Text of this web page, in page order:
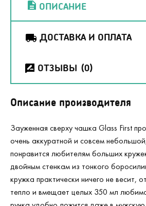
ОПИСАНИЕ
ДОСТАВКА И ОПЛАТА
ОТЗЫВЫ (0)
Описание производителя
Зауженная сверху чашка Glass First
очень аккуратной и совсем
понравится любителям больших
двойным стенкам из тонкого
кружка практически ничего не весит,
тепло и вмещает целых 350 мл